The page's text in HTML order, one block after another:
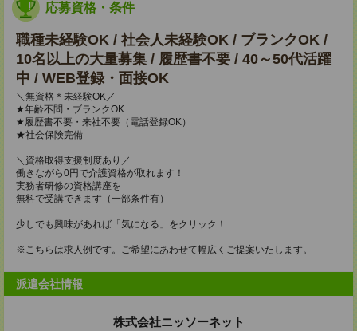
応募資格・条件
職種未経験OK / 社会人未経験OK / ブランクOK /
10名以上の大量募集 / 履歴書不要 / 40～50代活躍
中 / WEB登録・面接OK
＼無資格＊未経験OK／
★年齢不問・ブランクOK
★履歴書不要・来社不要（電話登録OK）
★社会保険完備
＼資格取得支援制度あり／
働きながら0円で介護資格が取れます！
実務者研修の資格講座を
無料で受講できます（一部条件有）
少しでも興味があれば「気になる」をクリック！
※こちらは求人例です。ご希望にあわせて幅広くご提案いたします。
派遣会社情報
株式会社ニッソーネット